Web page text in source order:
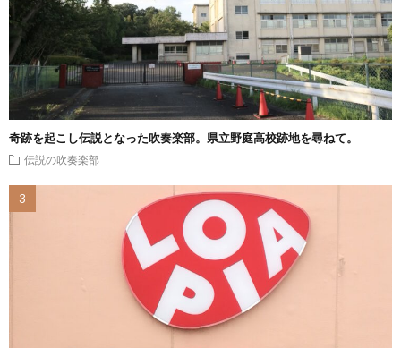
奇跡を起こし伝説となった吹奏楽部。県立野庭高校跡地を尋ねて。
伝説の吹奏楽部